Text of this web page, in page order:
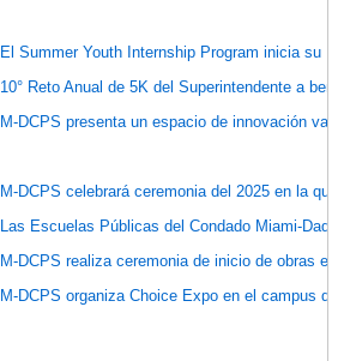
El Summer Youth Internship Program inicia su
10° Reto Anual de 5K del Superintendente a
M-DCPS presenta un espacio de innovación
M-DCPS celebrará ceremonia del 2025 en la
Las Escuelas Públicas del Condado Miami-
M-DCPS realiza ceremonia de inicio de obras
M-DCPS organiza Choice Expo en el campus